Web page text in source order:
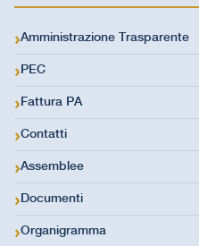
Amministrazione Trasparente
PEC
Fattura PA
Contatti
Assemblee
Documenti
Organigramma